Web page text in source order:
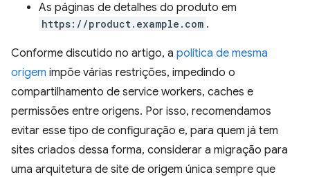
As páginas de detalhes do produto em
https://product.example.com .
Conforme discutido no artigo, a política de mesma
origem impõe várias restrições, impedindo o
compartilhamento de service workers, caches e
permissões entre origens. Por isso, recomendamos
evitar esse tipo de configuração e, para quem já tem
sites criados dessa forma, considerar a migração para
uma arquitetura de site de origem única sempre que